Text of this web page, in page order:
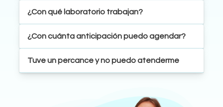
¿Con qué laboratorio trabajan?
¿Con cuánta anticipación puedo agendar?
Tuve un percance y no puedo atenderme